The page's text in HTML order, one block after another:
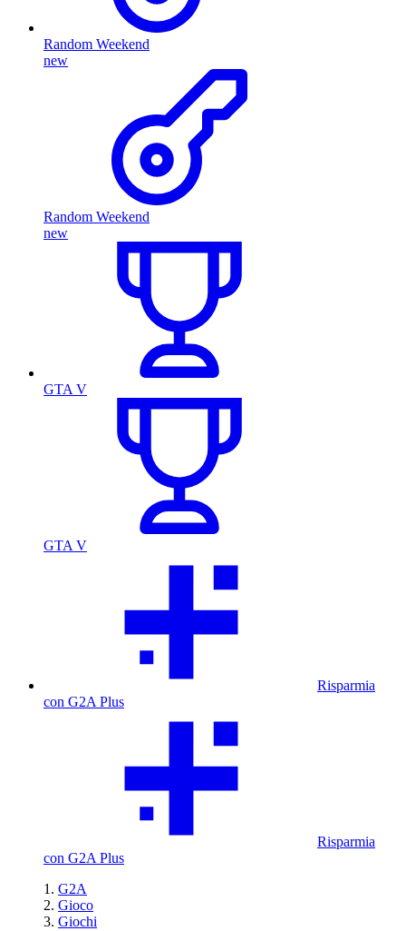
Random Weekend
new
Random Weekend
new
GTA V
GTA V
Risparmia
con G2A Plus
Risparmia
con G2A Plus
G2A
Gioco
Giochi